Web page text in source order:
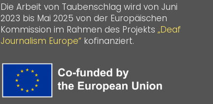
Die Arbeit von Taubenschlag wird von Juni
2023 bis Mai 2025 von der Europäischen
Kommission im Rahmen des Projekts „Deaf
Journalism Europe“ kofinanziert.